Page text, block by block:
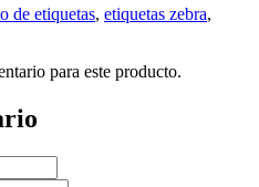
de etiquetas, etiquetas zebra,
para este producto.